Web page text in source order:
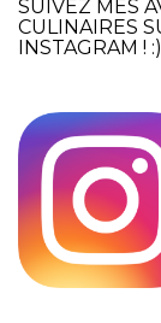
SUIVEZ MES
CULINAIRES
INSTAGRAM ! :)